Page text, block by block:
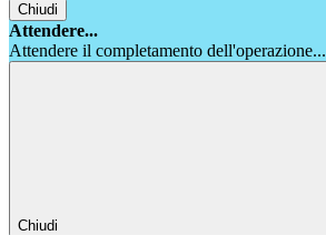
Chiudi
Attendere...
Attendere il completamento dell'operazione...
Chiudi